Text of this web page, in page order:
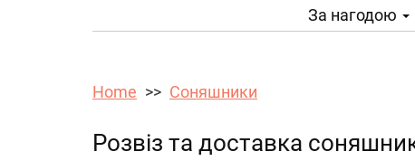
За нагодою
Home Соняшники
Розвіз та доставка